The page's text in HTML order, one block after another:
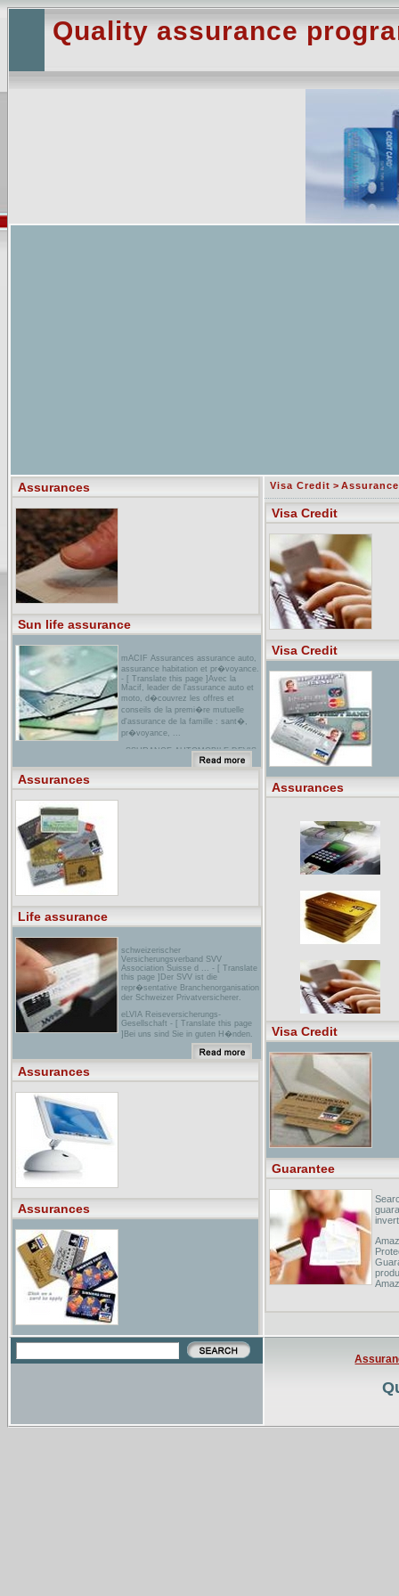
Quality assurance
Assurances
Sun life assurance
mACIF Assurances assurance auto,
assurance habitation et pr�voyance.
- [ Translate this page ]Avec la
Macif, leader de l'assurance auto et
moto, d�couvrez les offres et
conseils de la premi�re mutuelle
d'assurance de la famille : sant�,
pr�voyance, ...
aSSURANCE AUTOMOBILE DEVIS
EN LIGNE avec GTLIENS com ,
Annuaire automobile pour votre
Cr�dit social des fonctionnaires ...
Assurances
Life assurance
schweizerischer
Versicherungsverband SVV
Association Suisse d ... - [ Translate
this page ]Der SVV ist die
repr�sentative Branchenorganisation
der Schweizer Privatversicherer.
eLVIA Reiseversicherungs-
Gesellschaft - [ Translate this page
]Bei uns sind Sie in guten H�nden.
Als f�hrender Anbieter der
Reiseversicherungsbranche in der
Assurances
Assurances
Visa Credit >
Visa Credit
Visa Credit
Assurances
Visa Credit
Guarantee